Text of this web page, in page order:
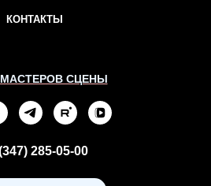
КОНТАКТЫ
СЦЕНЫ
285-05-00